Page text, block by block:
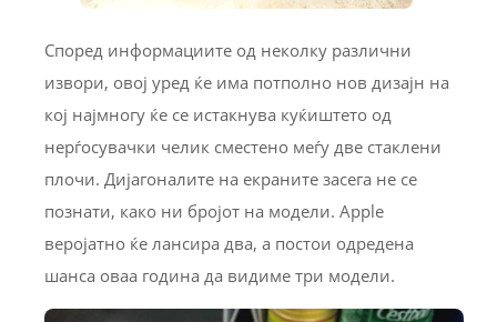
Според информациите од неколку различни
извори, овој уред ќе има потполно нов дизајн на
кој најмногу ќе се истакнува куќиштето од
нерѓосувачки челик сместено меѓу две стаклени
плочи. Дијагоналите на екраните засега не се
познати, како ни бројот на модели. Apple
веројатно ќе лансира два, а постои одредена
шанса оваа година да видиме три модели.